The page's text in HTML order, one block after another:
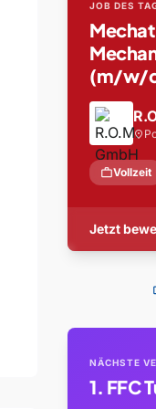
JOB DES
(m/w/
location_on
workVollzeit
Jetzt
NÄCHSTE
1. FFC